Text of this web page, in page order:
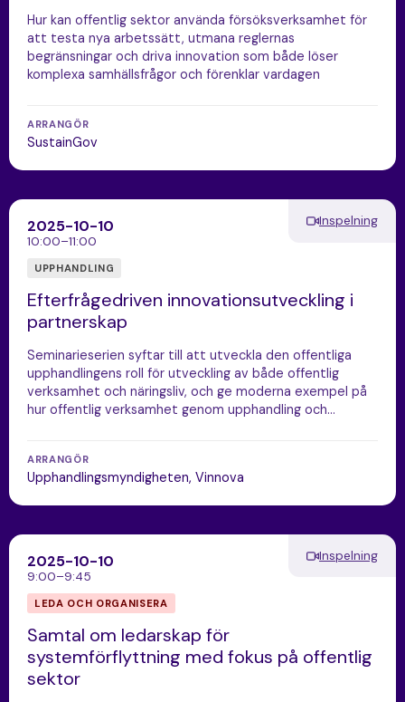
Hur kan offentlig sektor använda försöksverksamhet för
att testa nya arbetssätt, utmana reglernas
begränsningar och driva innovation som både löser
komplexa samhällsfrågor och förenklar vardagen
ARRANGÖR
SustainGov
2025-10-10
10:00–11:00
Inspelning
UPPHANDLING
Efterfrågedriven innovationsutveckling i
partnerskap
Seminarieserien syftar till att utveckla den offentliga
upphandlingens roll för utveckling av både offentlig
verksamhet och näringsliv, och ge moderna exempel på
hur offentlig verksamhet genom upphandling och…
ARRANGÖR
Upphandlingsmyndigheten, Vinnova
2025-10-10
9:00–9:45
Inspelning
LEDA OCH ORGANISERA
Samtal om ledarskap för
systemförflyttning med fokus på offentlig
sektor